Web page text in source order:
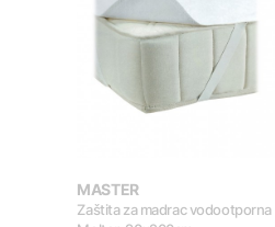
MASTER
Zaštita za madrac vodootporna